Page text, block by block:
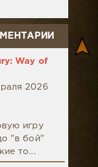
Way of
2026
игру
"в бой"
то...